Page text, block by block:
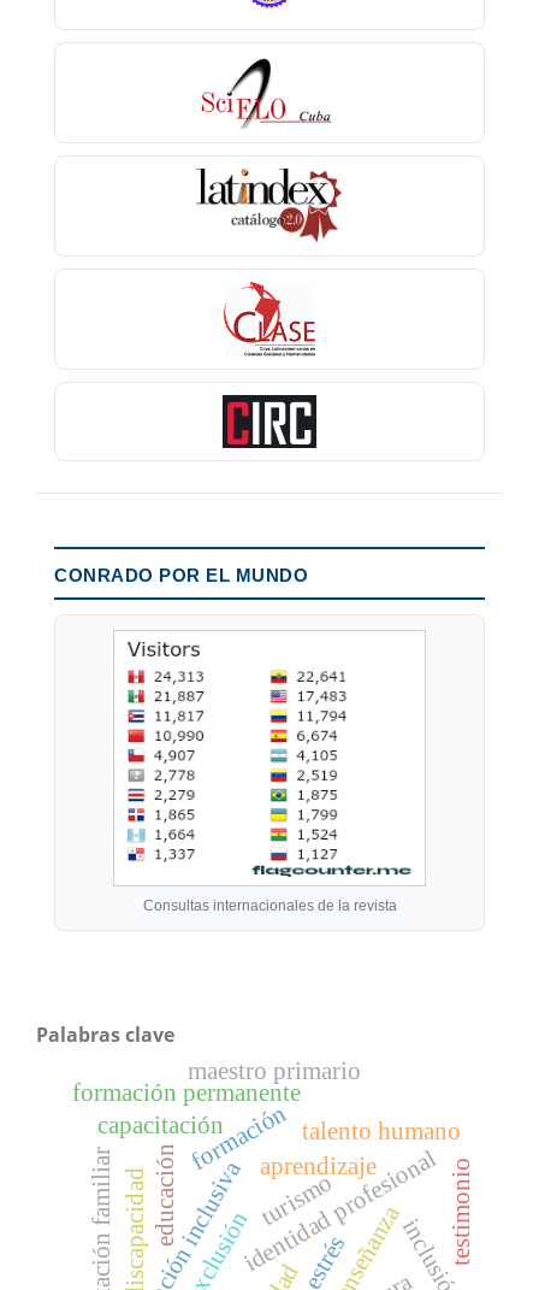
CONRADO POR EL MUNDO
Consultas internacionales de la revista
Palabras clave
formación
atención inclusivaidentidad profesional
enseñanza
aprendizaje
inclusión
exclusión
discapacidad
capacitación
estrés
formación permanente
maestro primario
orientación familiar turismo
educación
talento humano
testimonio